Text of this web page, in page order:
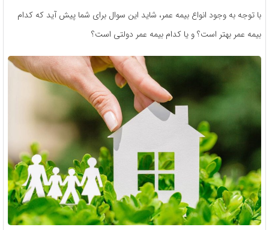
با توجه به وجود انواع بیمه عمر، شاید این سوال برای شما پیش آید که کدام
بیمه عمر بهتر است؟ و یا کدام بیمه عمر دولتی است؟